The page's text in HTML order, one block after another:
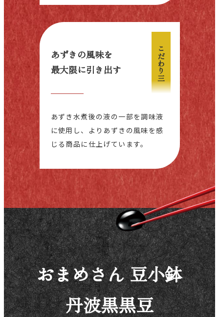
あずきの風味を
最大限に引き出す
こだわり三
あずき水煮後の液の一部を調味液
に使用し、よりあずきの風味を感
じる商品に仕上げています。
おまめさん 豆小鉢
丹波黒黒豆